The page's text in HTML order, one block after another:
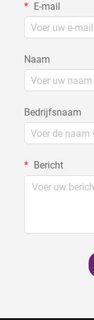
E-mail
Naam
Bedrijfsnaam
Bericht